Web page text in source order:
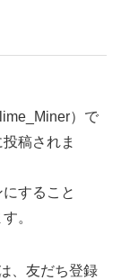
）で
稿されま
すること
。
、友だち登録